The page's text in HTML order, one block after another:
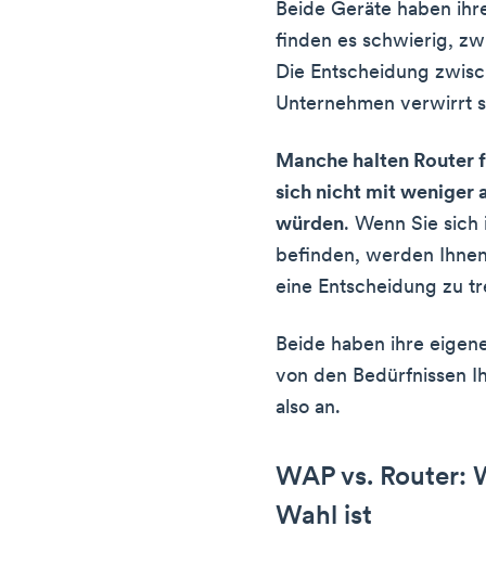
Beide Geräte haben
finden es schwierig,
Die Entscheidung
Unternehmen verwirrt
Manche halten Router
sich nicht mit weniger
würden. Wenn Sie
befinden, werden
eine Entscheidung zu
Beide haben ihre
von den Bedürfnissen
also an.
WAP vs. Router:
Wahl ist